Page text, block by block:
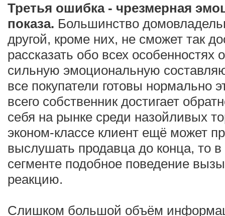
Третья ошибка - чрезмерная
показа. Большинство
другой, кроме них, не сможет так
рассказать обо всех особенностях
сильную эмоциональную
все покупатели готовы нормально
всего собственник достигает
себя на рынке среди назойливых
эконом-классе клиент ещё может
выслушать продавца до конца, то
сегменте подобное поведение
реакцию.
Слишком большой объём